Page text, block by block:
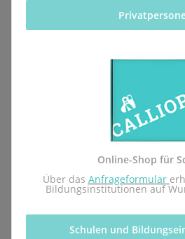
Alle Bestellungen für dieses
die Schule (Freie Waldorfschule
Mittelrhein) geliefert, sodass sie
Lernmittel - Arbeitsheft für die
Pflichtfachs Informatik des
Landesinstituts Rheinland-Pfalz.
Herausgegeben von der Calliope
mit dem Redaktionsteam inf-
Daniel Stockhausen, Niko
Buttell, Thomas Karp, Dr. Ulla
Oliver Wendenburg
Online-Shop für
Über das Anfrageformular
Bildungsinstitutionen auf
Schulen und